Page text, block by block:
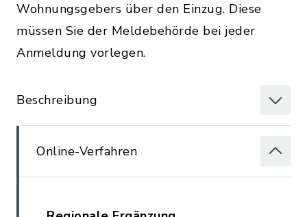
Wohnungsgebers über den Einzug. Diese
müssen Sie der Meldebehörde bei jeder
Anmeldung vorlegen.
Beschreibung
Online-Verfahren